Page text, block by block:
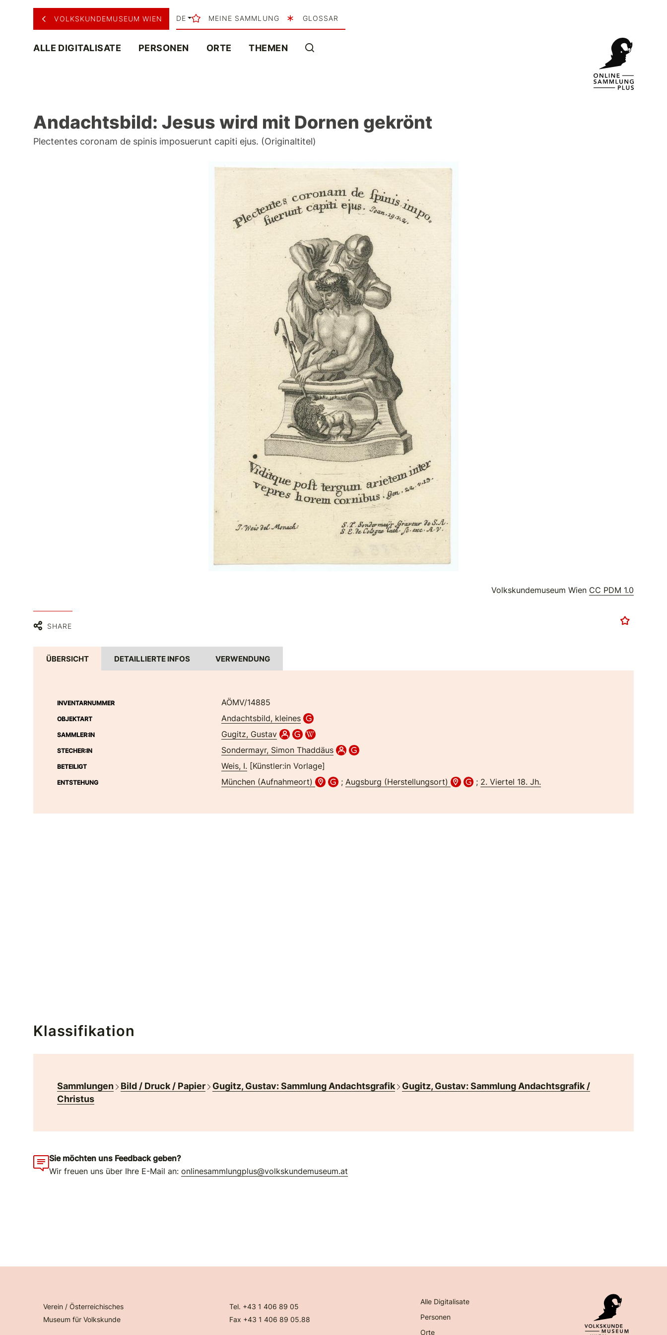
VOLKSKUNDEMUSEUM WIEN DE MEINE SAMMLUNG GLOSSAR
ALLE DIGITALISATE PERSONEN ORTE THEMEN
Andachtsbild: Jesus wird mit Dornen gekrönt
Plectentes coronam de spinis imposuerunt capiti ejus. (Originaltitel)
Volkskundemuseum Wien CC PDM 1.0
SHARE
ÜBERSICHT DETAILLIERTE INFOS VERWENDUNG
INVENTARNUMMER AÖMV/14885
OBJEKTART Andachtsbild, kleines
SAMMLER:IN Gugitz, Gustav
STECHER:IN Sondermayr, Simon Thaddäus
BETEILIGT Weis, I. [Künstler:in Vorlage]
ENTSTEHUNG München (Aufnahmeort) ; Augsburg (Herstellungsort) ; 2. Viertel 18. Jh.
Klassifikation
Sammlungen Bild / Druck / Papier Gugitz, Gustav: Sammlung Andachtsgrafik
Gugitz, Gustav: Sammlung Andachtsgrafik /
Christus
Sie möchten uns Feedback geben?
Wir freuen uns über Ihre E-Mail an:onlinesammlungplus@volkskundemuseum.at
Verein / Österreichisches
Museum für Volkskunde
Tel. +43 1 406 89 05
Fax +43 1 406 89 05.88
Alle Digitalisate
Personen
Orte